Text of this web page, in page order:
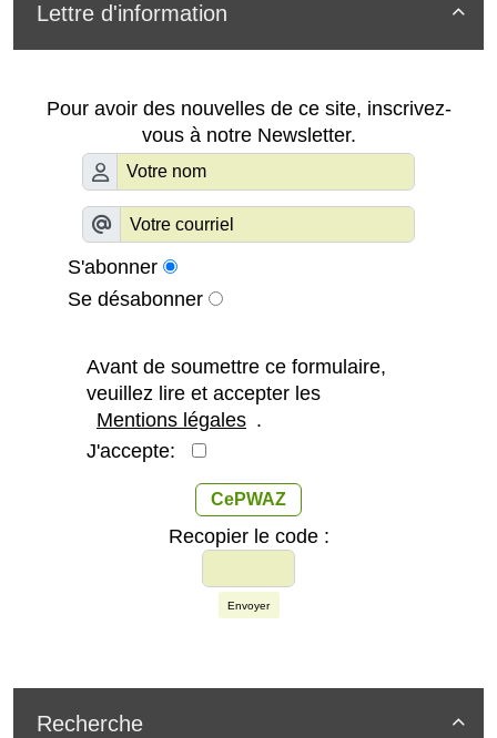

Lettre d'information
Pour avoir des nouvelles de ce site, inscrivez-
vous à notre Newsletter.
S'abonner
Se désabonner
Avant de soumettre ce formulaire,
veuillez lire et accepter les
Mentions légales .
J'accepte:
CePWAZ
Recopier le code :
Envoyer

Recherche